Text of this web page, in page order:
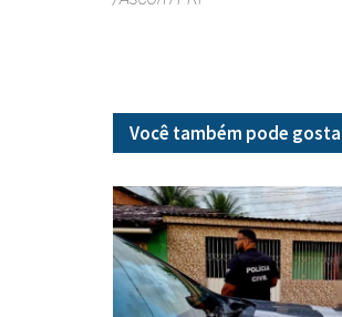
Você também pode